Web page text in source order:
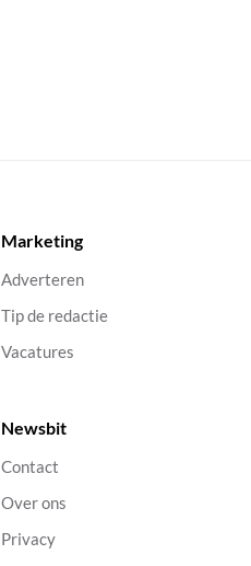
Marketing
Adverteren
Tip de redactie
Vacatures
Newsbit
Contact
Over ons
Privacy